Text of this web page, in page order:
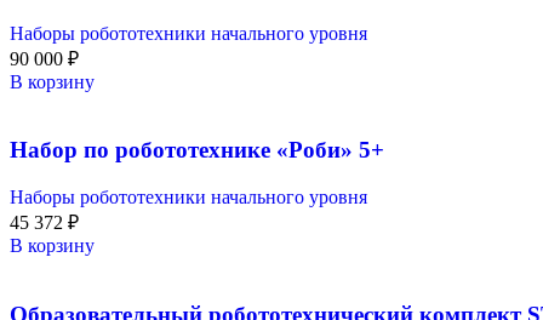
Наборы робототехники начального уровня
90 000 ₽
В корзину
Набор по робототехнике «Роби» 5+
Наборы робототехники начального уровня
45 372 ₽
В корзину
Образовательный робототехнический комплект